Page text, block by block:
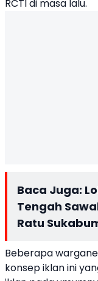
RCTI di masa lalu.
Baca Juga:
Tengah
Ratu
Beberapa
konsep iklan ini